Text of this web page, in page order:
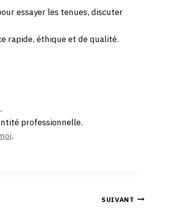
essayer les tenues, discuter
rapide, éthique et de qualité.
professionnelle.
.
SUIVANT